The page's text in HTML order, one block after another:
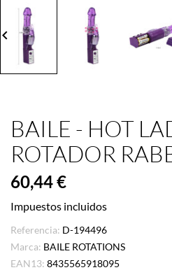
BAILE - HOT
ROTADOR
60,44 €
Impuestos incluidos
Referencia: D-194496
Marca: BAILE ROTATIONS
EAN13: 8435565918095